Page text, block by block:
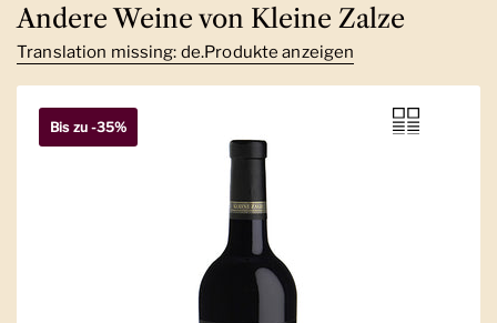
Andere Weine von Kleine Zalze
Translation missing: de.Produkte anzeigen
Bis zu -35%